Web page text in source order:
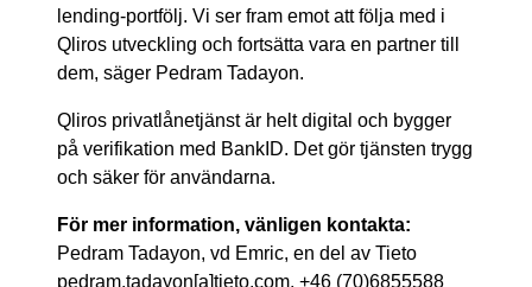
lending-portfölj. Vi ser fram emot att följa med i
Qliros utveckling och fortsätta vara en partner till
dem, säger Pedram Tadayon.
Qliros privatlånetjänst är helt digital och bygger
på verifikation med BankID. Det gör tjänsten trygg
och säker för användarna.
För mer information, vänligen kontakta:
Pedram Tadayon, vd Emric, en del av Tieto
pedram.tadayon[a]tieto.com, +46 (70)6855588